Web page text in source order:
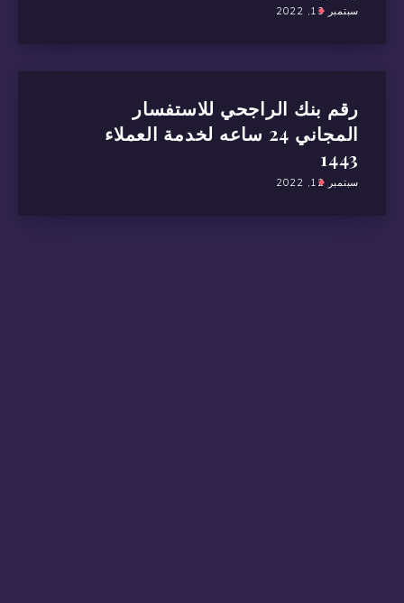
سبتمبر 13, 2022
رقم بنك الراجحي للاستفسار
المجاني 24 ساعه لخدمة العملاء
1443
سبتمبر 12, 2022